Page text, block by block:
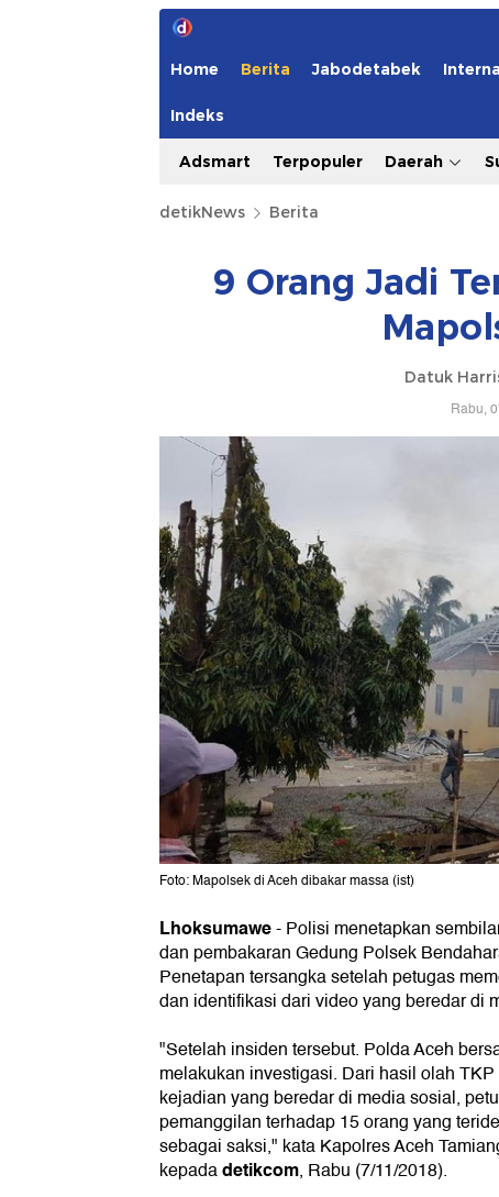
Home Berita Jabodetabek
Indeks
Adsmart Terpopuler Daerah
detikNews Berita
9 Orang Jadi
Datuk
Rabu,
Foto: Mapolsek di Aceh dibakar massa (ist)
Lhoksumawe-Polisi menetapkan
dan pembakaran Gedung Polsek
Penetapan tersangka setelah petugas
dan identifikasi dari video yang beredar di
"Setelah insiden tersebut. Polda Aceh
melakukan investigasi. Dari hasil olah
kejadian yang beredar di media sosial,
pemanggilan terhadap 15 orang yang
sebagai saksi," kata Kapolres Aceh
kepadadetikcom, Rabu (7/11/2018).